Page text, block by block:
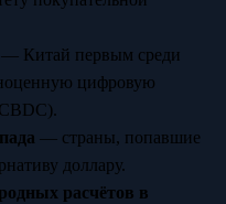
— Китай первым среди
цифровую
— страны, попавшие
доллару.
расчётов в